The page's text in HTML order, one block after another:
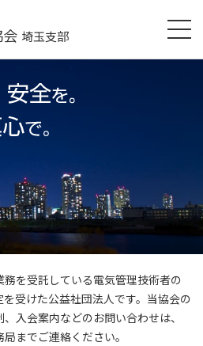
埼玉支部
を受託している電気管理技術者の
受けた公益社団法人です。当協会の
入会案内などのお問い合わせは、
までご連絡ください。